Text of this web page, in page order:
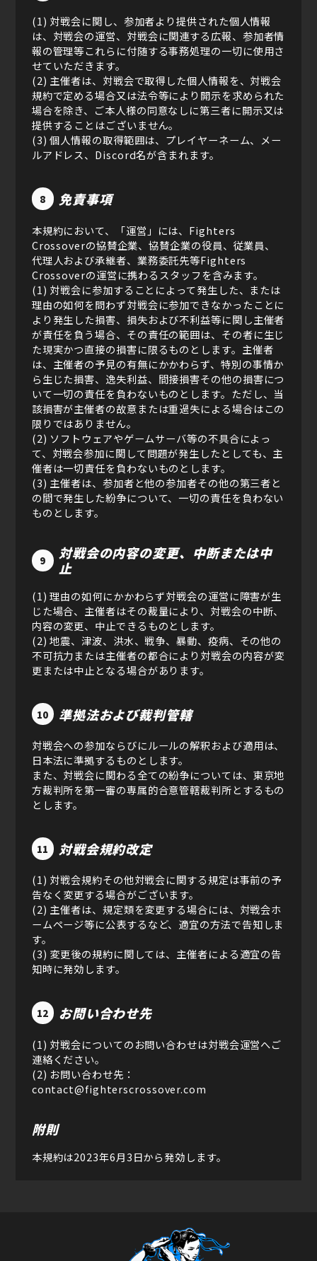
(1) 対戦会に関し、参加者より提供された個人情報
は、対戦会の運営、対戦会に関連する広報、参加者情
報の管理等これらに付随する事務処理の一切に使用さ
せていただきます。
(2) 主催者は、対戦会で取得した個人情報を、対戦会
規約で定める場合又は法令等により開示を求められた
場合を除き、ご本人様の同意なしに第三者に開示又は
提供することはございません。
(3) 個人情報の取得範囲は、プレイヤーネーム、メー
ルアドレス、Discord名が含まれます。
8 免責事項
本規約において、「運営」には、Fighters
Crossoverの協賛企業、協賛企業の役員、従業員、
代理人および承継者、業務委託先等Fighters
Crossoverの運営に携わるスタッフを含みます。
(1) 対戦会に参加することによって発生した、または
理由の如何を問わず対戦会に参加できなかったことに
より発生した損害、損失および不利益等に関し主催者
が責任を負う場合、その責任の範囲は、その者に生じ
た現実かつ直接の損害に限るものとします。主催者
は、主催者の予見の有無にかかわらず、特別の事情か
ら生じた損害、逸失利益、間接損害その他の損害につ
いて一切の責任を負わないものとします。ただし、当
該損害が主催者の故意または重過失による場合はこの
限りではありません。
(2) ソフトウェアやゲームサーバ等の不具合によっ
て、対戦会参加に関して問題が発生したとしても、主
催者は一切責任を負わないものとします。
(3) 主催者は、参加者と他の参加者その他の第三者と
の間で発生した紛争について、一切の責任を負わない
ものとします。
9
対戦会の内容の変更、中断または中
止
(1) 理由の如何にかかわらず対戦会の運営に障害が生
じた場合、主催者はその裁量により、対戦会の中断、
内容の変更、中止できるものとします。
(2) 地震、津波、洪水、戦争、暴動、疫病、その他の
不可抗力または主催者の都合により対戦会の内容が変
更または中止となる場合があります。
10 準拠法および裁判管轄
対戦会への参加ならびにルールの解釈および適用は、
日本法に準拠するものとします。
また、対戦会に関わる全ての紛争については、東京地
方裁判所を第一審の専属的合意管轄裁判所とするもの
とします。
11 対戦会規約改定
(1) 対戦会規約その他対戦会に関する規定は事前の予
告なく変更する場合がございます。
(2) 主催者は、規定類を変更する場合には、対戦会ホ
ームページ等に公表するなど、適宜の方法で告知しま
す。
(3) 変更後の規約に関しては、主催者による適宜の告
知時に発効します。
12 お問い合わせ先
(1) 対戦会についてのお問い合わせは対戦会運営へご
連絡ください。
(2) お問い合わせ先：
contact@fighterscrossover.com
附則
本規約は2023年6月3日から発効します。